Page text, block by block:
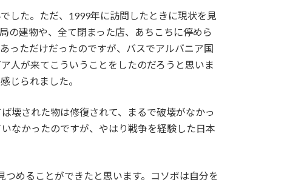
した。ただ、1999年に訪問したときに現状を見
の建物や、全て閉まった店、あちこちに停めら
っただけだったのですが、バスでアルバニア国
人が来てこういうことをしたのだろうと思いま
じられました。
壊された物は修復されて、まるで破壊がなかっ
なかったのですが、やはり戦争を経験した日本
めることができたと思います。コソボは自分を